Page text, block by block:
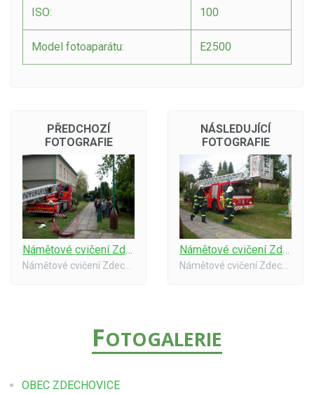
ISO: 100
Model fotoaparátu: E2500
PŘEDCHOZÍ
FOTOGRAFIE
Námětové cvičení Zdechovická škola #4
NÁSLEDUJÍCÍ
FOTOGRAFIE
Námětové cvičení Zdechovická škola #6
FOTOGALERIE
OBEC ZDECHOVICE